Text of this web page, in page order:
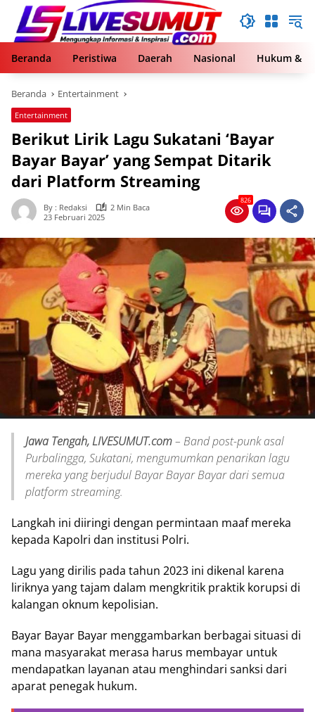
Langsung
konten
Beranda
Peristiwa Daerah Nasional Hukum &
Beranda Entertainment
Entertainment
Berikut Lirik Lagu Sukatani ‘Bayar
Bayar Bayar’ yang Sempat Ditarik
dari Platform Streaming
By : Redaksi
2 Min Baca
23 Februari 2025
826
Jawa Tengah, LIVESUMUT.com– Band post-punk asal
Purbalingga, Sukatani, mengumumkan penarikan lagu
mereka yang berjudul Bayar Bayar Bayar dari semua
platform streaming.
Langkah ini diiringi dengan permintaan maaf mereka
kepada Kapolri dan institusi Polri.
Lagu yang dirilis pada tahun 2023 ini dikenal karena
liriknya yang tajam dalam mengkritik praktik korupsi di
kalangan oknum kepolisian.
Bayar Bayar Bayar menggambarkan berbagai situasi di
mana masyarakat merasa harus membayar untuk
mendapatkan layanan atau menghindari sanksi dari
aparat penegak hukum.